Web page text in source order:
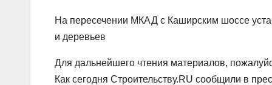
На пересечении МКАД с Каширским шоссе
и деревьев
Для дальнейшего чтения материалов,
Как сегодня Строительству.RU сообщили в